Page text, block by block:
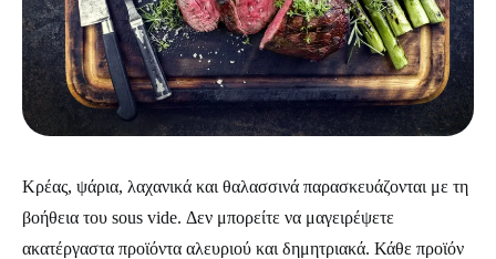
Κρέας, ψάρια, λαχανικά και θαλασσινά παρασκευάζονται με τη
βοήθεια του sous vide. Δεν μπορείτε να μαγειρέψετε
ακατέργαστα προϊόντα αλευριού και δημητριακά. Κάθε προϊόν